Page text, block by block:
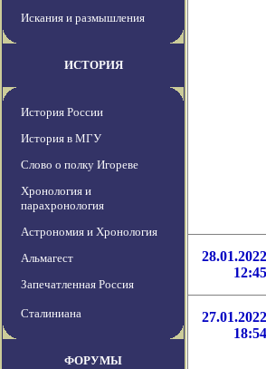
Искания и размышления
ИСТОРИЯ
История России
История в МГУ
Слово о полку Игореве
Хронология и
парахронология
Астрономия и Хронология
Альмагест
Запечатленная Россия
Сталиниана
ФОРУМЫ
28.01.2022
12:45
27.01.2022
18:54